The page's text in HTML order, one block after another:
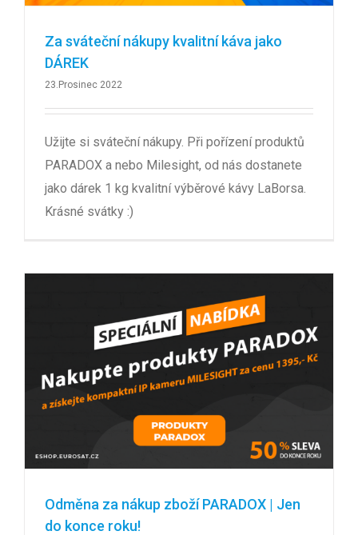
Za sváteční nákupy kvalitní káva jako
DÁREK
23.Prosinec 2022
Užijte si sváteční nákupy. Při pořízení produktů
PARADOX a nebo Milesight, od nás dostanete
jako dárek 1 kg kvalitní výběrové kávy LaBorsa.
Krásné svátky :)
Odměna za nákup zboží PARADOX | Jen
do konce roku!